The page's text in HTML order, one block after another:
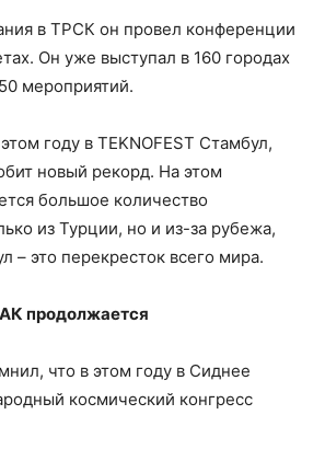
в ТРСК он провел конференции
Он уже выступал в 160 городах
мероприятий.
году в TEKNOFEST Стамбул,
новый рекорд. На этом
большое количество
из Турции, но и из-за рубежа,
– это перекресток всего мира.
продолжается
что в этом году в Сиднее
космический конгресс